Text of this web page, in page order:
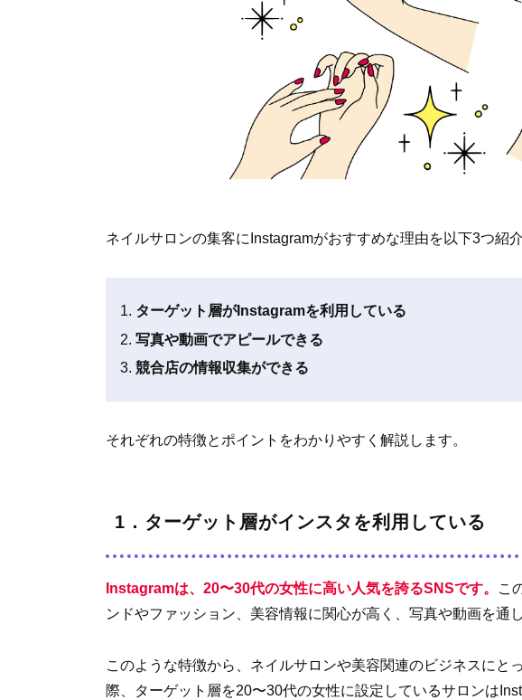
ネイルサロンの集客にInstagramがおすすめな理由を以下3つ紹介
ターゲット層がInstagramを利用している
写真や動画でアピールできる
競合店の情報収集ができる
それぞれの特徴とポイントをわかりやすく解説します。
1．ターゲット層がインスタを利用している
Instagramは、20〜30代の女性に高い人気を誇るSNSです。
こ
ンドやファッション、美容情報に関心が高く、写真や動画を通
このような特徴から、ネイルサロンや美容関連のビジネスにと
際、ターゲット層を20〜30代の女性に設定しているサロンは